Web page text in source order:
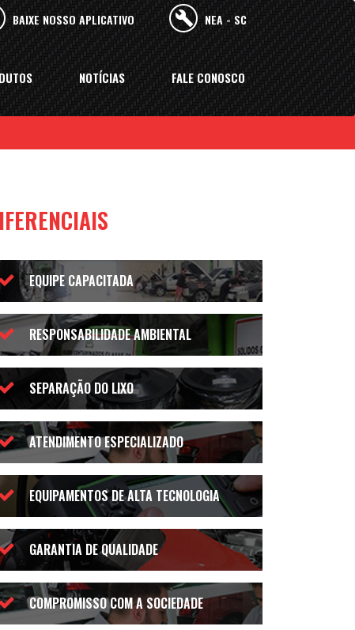
BAIXE NOSSO APLICATIVO NEA - SC
NOTÍCIAS FALE CONOSCO
EQUIPE CAPACITADA
RESPONSABILIDADE AMBIENTAL
SEPARAÇÃO DO LIXO
ATENDIMENTO ESPECIALIZADO
EQUIPAMENTOS DE ALTA TECNOLOGIA
GARANTIA DE QUALIDADE
COMPROMISSO COM A SOCIEDADE